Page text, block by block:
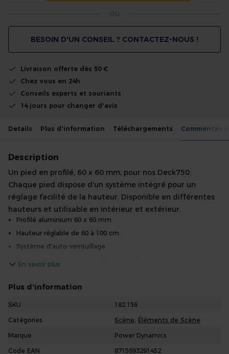
BESOIN D'UN CONSEIL ? CONTACTEZ-NOUS !
Livraison offerte dès 50 €
Chez vous en 24h
Conseils experts et souriants
14 jours pour changer d'avis
Details Plus d'information Téléchargements
Description
Un pied en profilé, 60 x 60 mm, pour nos Deck750.
Chaque pied dispose d'un système intégré pour un
réglage facilité de la hauteur. Disponible en différentes
hauteurs et utilisable en intérieur et extérieur.
Profilé aluminium 60 x 60 mm
Hauteur réglable de 60 à 100 cm
Système d'auto-verrouillage
Système intégré pour installation facilitée
Agréé TÜV
En savoir plus
Plus d'information
SKU
182.156
Catégories
Scène, Éléments de Scène
Marque
Power Dynamics
Code EAN
8715693291452